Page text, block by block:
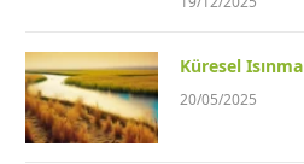
Küresel Isınma
20/05/2025